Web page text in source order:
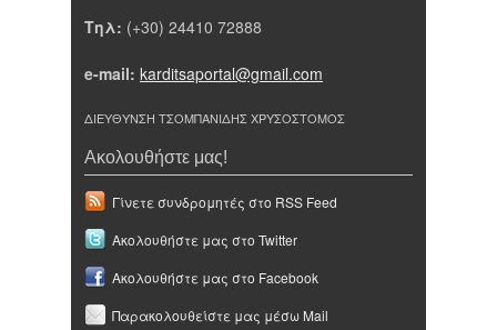
Τηλ: (+30) 24410 72888
e-mail: karditsaportal@gmail.com
ΔΙΕΥΘΥΝΣΗ ΤΣΟΜΠΑΝΙΔΗΣ ΧΡΥΣΟΣΤΟΜΟΣ
Ακολουθήστε μας!
Γίνετε συνδρομητές στο RSS Feed
Ακολουθήστε μας στο Twitter
Ακολουθήστε μας στο Facebook
Παρακολουθείστε μας μέσω Mail